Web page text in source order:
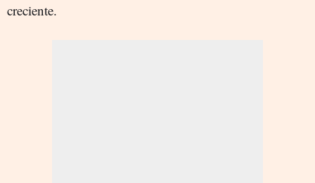
creciente.